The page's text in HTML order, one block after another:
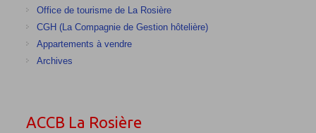
Office de tourisme de La Rosière
CGH (La Compagnie de Gestion hôtelière)
Appartements à vendre
Archives
ACCB La Rosière